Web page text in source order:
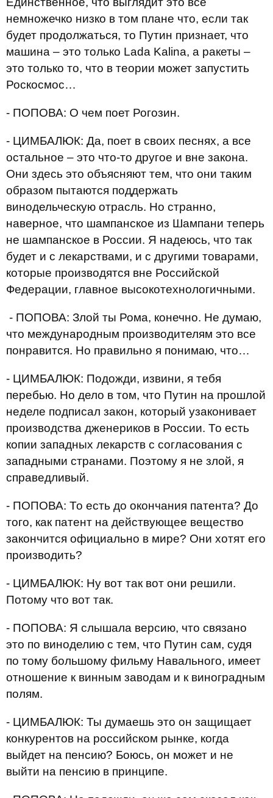
немножечко низко в том плане что, если так
будет продолжаться, то Путин признает, что
машина – это только Lada Kalina, а ракеты –
это только то, что в теории может запустить
Роскосмос…
- ПОПОВА: О чем поет Рогозин.
- ЦИМБАЛЮК: Да, поет в своих песнях, а все
остальное – это что-то другое и вне закона.
Они здесь это объясняют тем, что они таким
образом пытаются поддержать
винодельческую отрасль. Но странно,
наверное, что шампанское из Шампани теперь
не шампанское в России. Я надеюсь, что так
будет и с лекарствами, и с другими товарами,
которые производятся вне Российской
Федерации, главное высокотехнологичными.
- ПОПОВА: Злой ты Рома, конечно. Не думаю,
что международным производителям это все
понравится. Но правильно я понимаю, что…
- ЦИМБАЛЮК: Подожди, извини, я тебя
перебью. Но дело в том, что Путин на прошлой
неделе подписал закон, который узаконивает
производства дженериков в России. То есть
копии западных лекарств с согласования с
западными странами. Поэтому я не злой, я
справедливый.
- ПОПОВА: То есть до окончания патента? До
того, как патент на действующее вещество
закончится официально в мире? Они хотят его
производить?
- ЦИМБАЛЮК: Ну вот так вот они решили.
Потому что вот так.
- ПОПОВА: Я слышала версию, что связано
это по виноделию с тем, что Путин сам, судя
по тому большому фильму Навального, имеет
отношение к винным заводам и к виноградным
полям.
- ЦИМБАЛЮК: Ты думаешь это он защищает
конкурентов на российском рынке, когда
выйдет на пенсию? Боюсь, он может и не
выйти на пенсию в принципе.